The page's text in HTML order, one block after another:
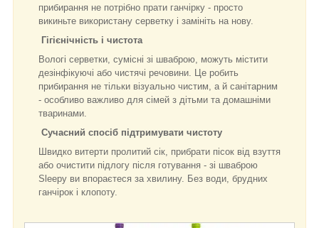
прибирання не потрібно прати ганчірку - просто
викиньте використану серветку і замініть на нову.
Гігієнічність і чистота
Вологі серветки, сумісні зі шваброю, можуть містити
дезінфікуючі або чистячі речовини. Це робить
прибирання не тільки візуально чистим, а й санітарним
- особливо важливо для сімей з дітьми та домашніми
тваринами.
Сучасний спосіб підтримувати чистоту
Швидко витерти пролитий сік, прибрати пісок від взуття
або очистити підлогу після готування - зі шваброю
Sleepy ви впораєтеся за хвилину. Без води, брудних
ганчірок і клопоту.